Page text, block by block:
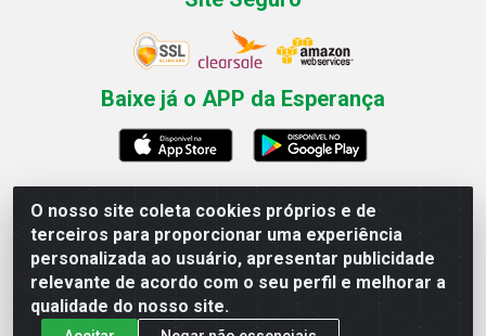
O nosso site coleta cookies próprios e de
terceiros para proporcionar uma experiência
personalizada ao usuário, apresentar publicidade
relevante de acordo com o seu perfil e melhorar a
qualidade do nosso site.
Baixe já o APP da Esperança
Esperança Nordeste - Rua Professor Caldas Filho, 291 -
Estância - Recife / PE CEP: 50771-335 - CNPJ
03.666.136/0001-23